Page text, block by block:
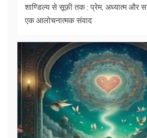
शाण्डिल्य से सूफ़ी तक : प्रेम, अध्यात्म और
एक आलोचनात्मक संवाद